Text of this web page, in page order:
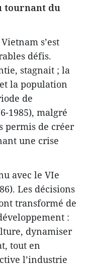
tournant du
s’est
défis.
stagnait ; la
la population
de
1985), malgré
permis de créer
une crise
avec le VIe
Les décisions
transformé de
:
dynamiser
tout en
l’industrie